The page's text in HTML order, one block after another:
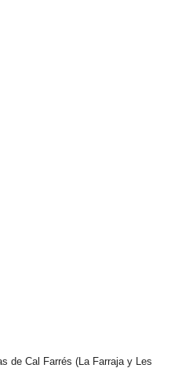
de Cal Farrés (La Farraja y Les